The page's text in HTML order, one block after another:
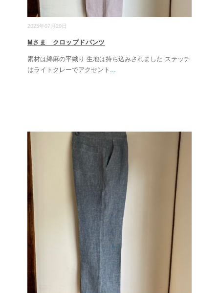
2025年07月29日
Mさま クロップドパンツ
素材は綿麻の平織り 生地は持ち込みされました ステッチ
はライトクレーでアクセント ...